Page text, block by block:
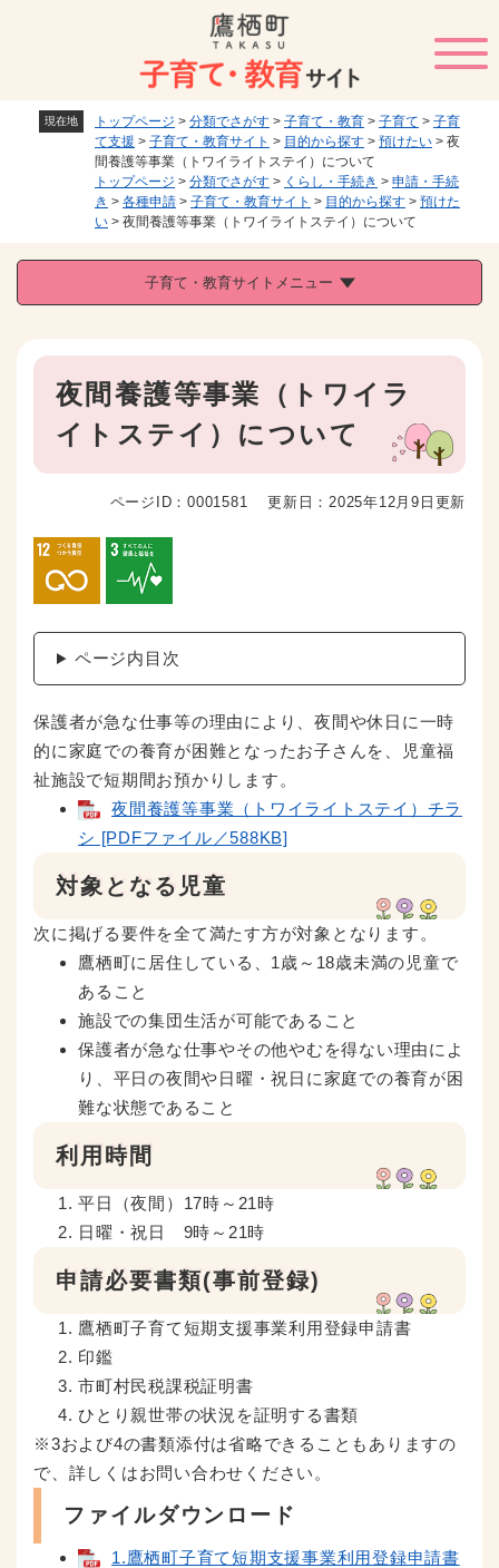
メニューを飛ばして本文へ
現在地 トップページ > 分類でさがす > 子育て・教育 > 子育て > 子育
て支援 > 子育て・教育サイト > 目的から探す > 預けたい > 夜
間養護等事業（トワイライトステイ）について
トップページ > 分類でさがす > くらし・手続き > 申請・手続
き > 各種申請 > 子育て・教育サイト > 目的から探す > 預けた
い > 夜間養護等事業（トワイライトステイ）について
子育て・教育サイトメニュー
本
夜間養護等事業（トワイラ
イトステイ）について
ページID：0001581 更新日：2025年12月9日更新
ページ内目次
保護者が急な仕事等の理由により、夜間や休日に一時
的に家庭での養育が困難となったお子さんを、児童福
祉施設で短期間お預かりします。
夜間養護等事業（トワイライトステイ）チラ
シ [PDFファイル／588KB]
対象となる児童
次に掲げる要件を全て満たす方が対象となります。
鷹栖町に居住している、1歳～18歳未満の児童で
あること
施設での集団生活が可能であること
保護者が急な仕事やその他やむを得ない理由によ
り、平日の夜間や日曜・祝日に家庭での養育が困
難な状態であること
利用時間
平日（夜間）17時～21時
日曜・祝日 9時～21時
申請必要書類(事前登録)
鷹栖町子育て短期支援事業利用登録申請書
印鑑
市町村民税課税証明書
ひとり親世帯の状況を証明する書類
※3および4の書類添付は省略できることもありますの
で、詳しくはお問い合わせください。
ファイルダウンロード
1.鷹栖町子育て短期支援事業利用登録申請書